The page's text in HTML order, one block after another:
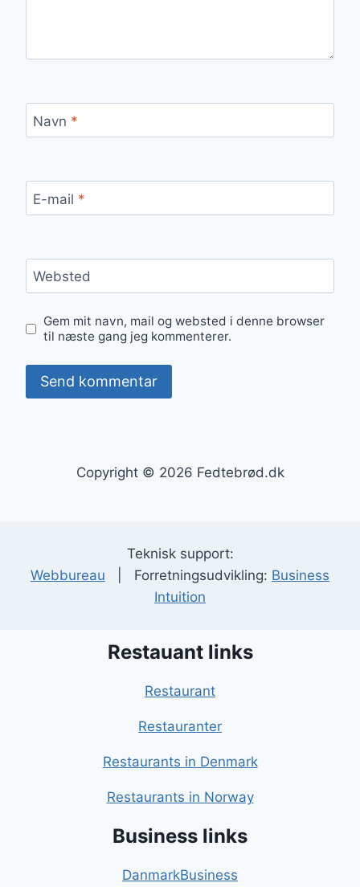
Navn *
E-mail *
Websted
Gem mit navn, mail og websted i denne browser
til næste gang jeg kommenterer.
Copyright © 2026 Fedtebrød.dk
Teknisk support:
Webbureau | Forretningsudvikling: Business
Intuition
Restauant links
Restaurant
Restauranter
Restaurants in Denmark
Restaurants in Norway
Business links
DanmarkBusiness